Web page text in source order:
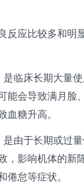
反应比较多和明
是临床长期大量
能会导致满月脸
糖升高。
是由于长期或过
影响机体的新
怠等症状。